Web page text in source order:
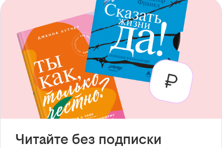
Читайте без подписки